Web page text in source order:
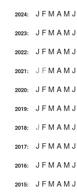
2024: J F M A M J
2023: J F M A M J
2022: J F M A M J
2021: J F M A M J
2020: J F M A M J
2019: J F M A M J
2018: J F M A M J
2017: J F M A M J
2016: J F M A M J
2015: J F M A M J